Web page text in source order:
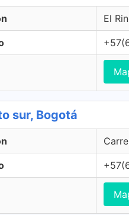
El
sur, Bogotá